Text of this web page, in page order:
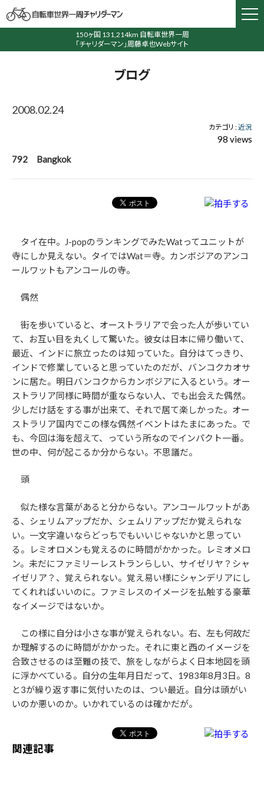
150ヶ国 131,214km 自転車世界一周
「チャリダーマン」周藤卓也Webサイト
ブログ
2008.02.24
カテゴリ :近況
98 views
792 Bangkok
タイ在中。J-popのランキングでみたWatってユニットが
寺にしか見えない。タイではWat＝寺。カンボジアのアンコ
ールワットもアンコールの寺。
偶然
街を歩いていると、オーストラリアで会った人が歩いてい
て、お互い目を丸くして驚いた。彼女は日本に帰り働いて、
最近、インドに旅立ったのは知っていた。自分はてっきり、
インドで修業していると思っていたのだが、バンコクカオサ
ンに居た。明日バンコクからカンボジアに入るという。オー
ストラリア同様に時間が重ならない人、でも出会えた偶然。
少しだけ話をする事が出来て、それで居て楽しかった。オー
ストラリア国内でこの様な偶然イベントはたまにあった。で
も、今回は海を超えて、っていう所なのでインパクト一番。
世の中、何が起こるか分からない。不思議だ。
頭
似た様な言葉があると分からない。アンコールワットがあ
る、シェリムアップだか、シェムリアップだか覚えられな
い。一文字違いならどっちでもいいじゃないかと思ってい
る。レミオロメンも覚えるのに時間がかかった。レミオメロ
ン。未だにファミリーレストランらしい、サイゼリヤ？シャ
イゼリア？、覚えられない。覚え易い様にシャンデリアにし
てくれればいいのに。ファミレスのイメージを払触する豪華
なイメージではないか。
この様に自分は小さな事が覚えられない。右、左も何故だ
か理解するのに時間がかかった。それに東と西のイメージを
合致させるのは至難の技で、旅をしながらよく日本地図を頭
に浮かべている。自分の生年月日だって、1983年8月3日。8
と3が繰り返す事に気付いたのは、つい最近。自分は頭がい
いのか悪いのか。いかれているのは確かだが。
関連記事